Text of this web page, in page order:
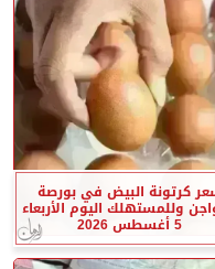
كرتونة البيض في بورصة
وللمستهلك اليوم الأربعاء
5 أغسطس 2026